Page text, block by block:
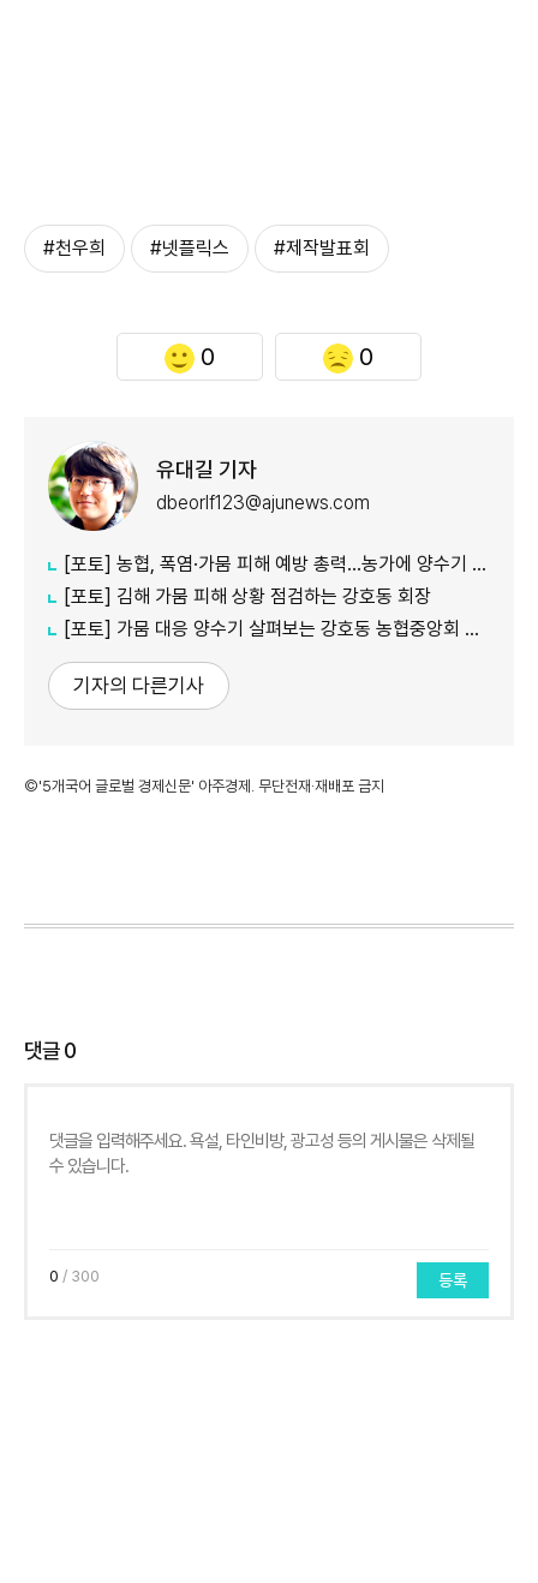
#천우희 #넷플릭스 #제작발표회
0 0
유대길 기자
dbeorlf123@ajunews.com
[포토] 농협, 폭염·가뭄 피해 예방 총력…농가에 양수기 지원
[포토] 김해 가뭄 피해 상황 점검하는 강호동 회장
[포토] 가뭄 대응 양수기 살펴보는 강호동 농협중앙회 회장
기자의 다른기사
©'5개국어 글로벌 경제신문' 아주경제. 무단전재·재배포 금지
댓글0
0 / 300 등록